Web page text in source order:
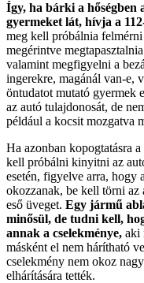
Így, ha bárki a
gyermeket lát, hívja a
meg kell próbálnia felmérni
megérintve
valamint megfigyelni a
ingerekre, magánál van-e,
öntudatot mutató gyermek
az autó tulajdonosát, de
például a kocsit mozgatva
Ha azonban kopogtatásra
kell próbálni kinyitni az
esetén, figyelve arra, hogy
okozzanak, be kell törni az
eső üveget. Egy jármű
minősül, de tudni kell,
annak a cselekménye, aki
másként el nem hárítható
cselekmény nem okoz
elhárítására tették.